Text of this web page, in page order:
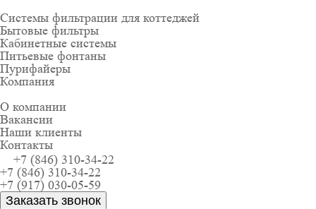
Системы фильтрации для коттеджей
Бытовые фильтры
Кабинетные системы
Питьевые фонтаны
Пурифайеры
Компания
О компании
Вакансии
Наши клиенты
Контакты
+7 (846) 310-34-22
+7 (846) 310-34-22
+7 (917) 030-05-59
Заказать звонок